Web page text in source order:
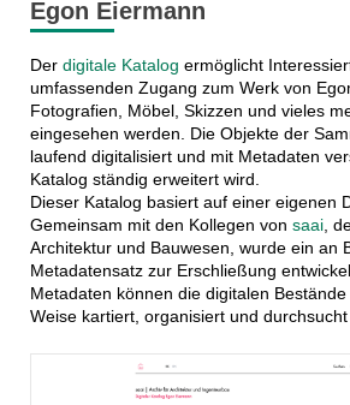
Egon Eiermann
Der digitale Katalog ermöglicht
umfassenden Zugang zum Werk von
Fotografien, Möbel, Skizzen und vieles
eingesehen werden. Die Objekte der
laufend digitalisiert und mit Metadaten
Katalog ständig erweitert wird.
Dieser Katalog basiert auf einer eigenen
Gemeinsam mit den Kollegen von saai,
Architektur und Bauwesen, wurde ein an
Metadatensatz zur Erschließung
Metadaten können die digitalen
Weise kartiert, organisiert und durchsucht